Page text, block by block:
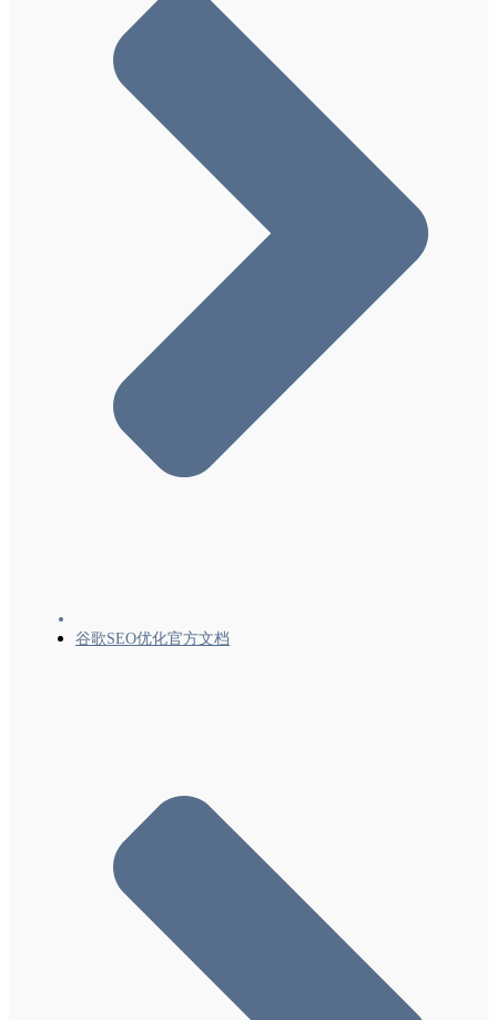
实施灵活抽样时需遵循的常规指南
本地功能-1 向Google添加商家详情
本地功能-2 热门地点列表优化
本地功能-3 退出Google Local
Google搜索和您网站上的备注（实验性功能）
“包裹跟踪”功能尝鲜者计划
针对特定网站的指南
谷歌SEO优化官方文档